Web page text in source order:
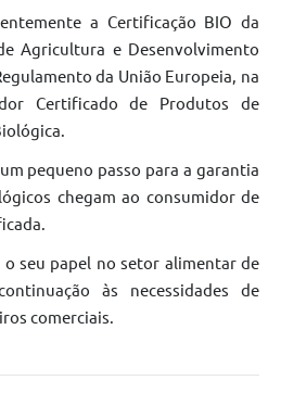
a Certificação BIO da
Agricultura e Desenvolvimento
da União Europeia, na
Certificado de Produtos de
pequeno passo para a garantia
chegam ao consumidor de
o seu papel no setor alimentar de
às necessidades de
comerciais.